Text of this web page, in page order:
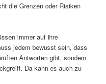
die Grenzen oder Risiken
immer auf ihre
jedem bewusst sein, dass
Antworten gibt, sondern
Da kann es auch zu